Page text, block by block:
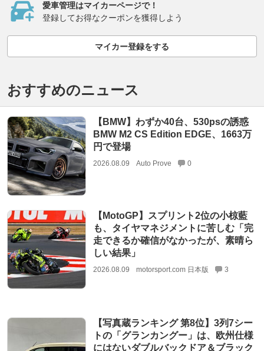
愛車管理はマイカーページで！
登録してお得なクーポンを獲得しよう
マイカー登録をする
おすすめのニュース
【BMW】わずか40台、530psの誘惑
BMW M2 CS Edition EDGE、1663万
円で登場
2026.08.09 Auto Prove 0
【MotoGP】スプリント2位の小椋藍
も、タイヤマネジメントに苦しむ「完
走できるか確信がなかったが、素晴ら
しい結果」
2026.08.09 motorsport.com 日本版 3
【写真蔵ランキング 第8位】3列7シー
トの「グランカングー」は、欧州仕様
にはないダブルバックドア＆ブラック